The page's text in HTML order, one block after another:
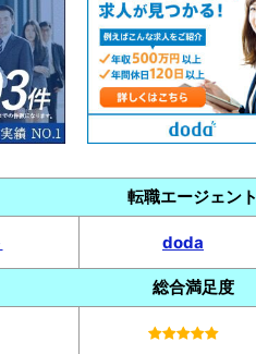
転職エージェント
doda
総合満足度